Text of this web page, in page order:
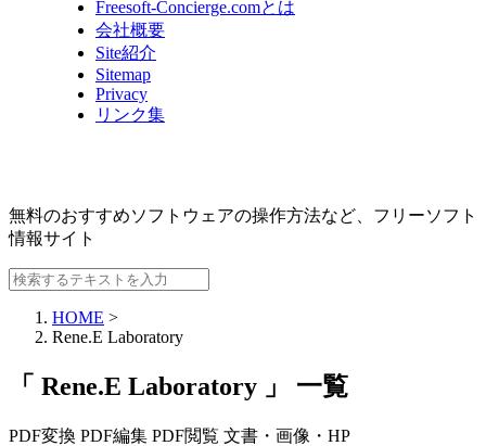
Freesoft-Concierge.comとは
会社概要
Site紹介
Sitemap
Privacy
リンク集
無料のおすすめソフトウェアの操作方法など、 フリーソフト
情報サイト
HOME >
Rene.E Laboratory
「 Rene.E Laboratory 」 一覧
PDF変換 PDF編集 PDF閲覧 文書・画像・HP